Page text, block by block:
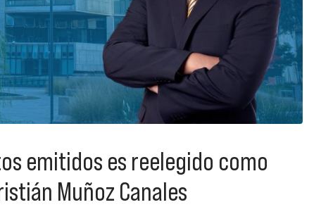
emitidos es reelegido como
Muñoz Canales